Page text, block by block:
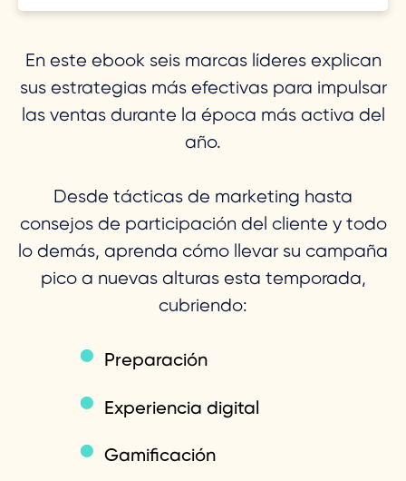
En este ebook seis marcas líderes explican
sus estrategias más efectivas para impulsar
las ventas durante la época más activa del
año.
Desde tácticas de marketing hasta
consejos de participación del cliente y todo
lo demás, aprenda cómo llevar su campaña
pico a nuevas alturas esta temporada,
cubriendo:
Preparación
Experiencia digital
Gamificación